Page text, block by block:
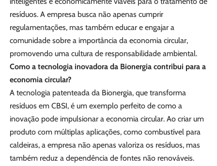
resíduos. A empresa busca não apenas cumprir
regulamentações, mas também educar e engajar a
comunidade sobre a importância da economia circular,
promovendo uma cultura de responsabilidade ambiental.
Como a tecnologia inovadora da Bionergia contribui para a
economia circular?
A tecnologia patenteada da Bionergia, que transforma
resíduos em CBSI, é um exemplo perfeito de como a
inovação pode impulsionar a economia circular. Ao criar um
produto com múltiplas aplicações, como combustível para
caldeiras, a empresa não apenas valoriza os resíduos, mas
também reduz a dependência de fontes não renováveis.